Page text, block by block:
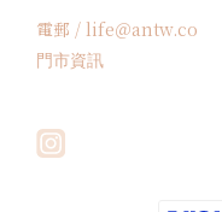
電郵 / life＠antw.co
門市資訊